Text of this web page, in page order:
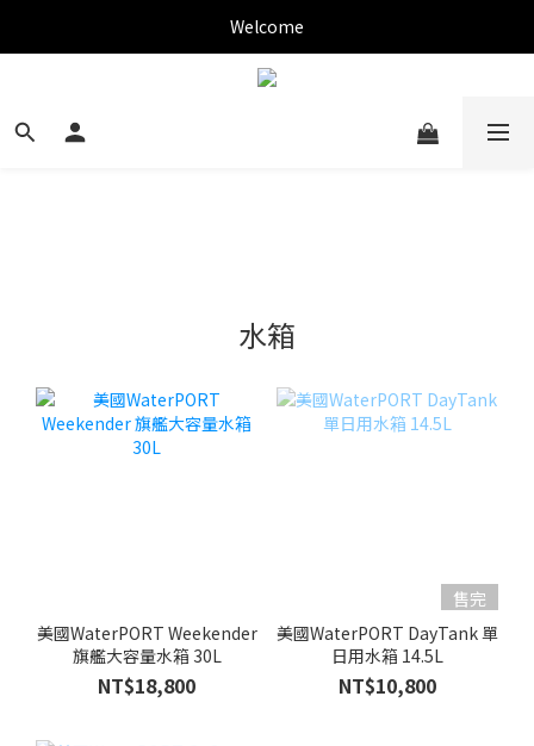
✨新加入會員可現折$150購物金✨
Welcome
✨新加入會員可現折$150購物金✨
水箱
美國WaterPORT Weekender
旗艦大容量水箱 30L
NT$18,800
售完
美國WaterPORT DayTank 單
日用水箱 14.5L
NT$10,800